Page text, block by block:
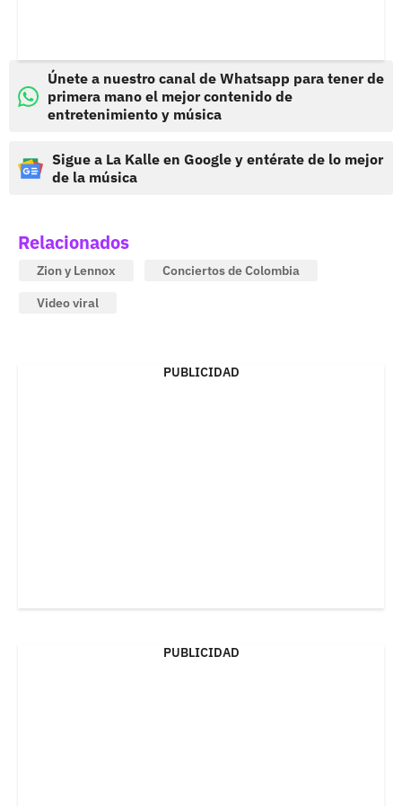
Únete a nuestro canal de Whatsapp para tener de
primera mano el mejor contenido de
entretenimiento y música
Sigue a La Kalle en Google y entérate de lo mejor
de la música
Relacionados
Zion y Lennox
Conciertos de Colombia
Video viral
PUBLICIDAD
PUBLICIDAD